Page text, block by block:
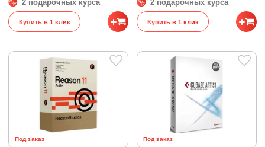
2 подарочных курса
Купить в 1 клик
2 подарочных курса
Купить в 1 клик
Под заказ Под заказ